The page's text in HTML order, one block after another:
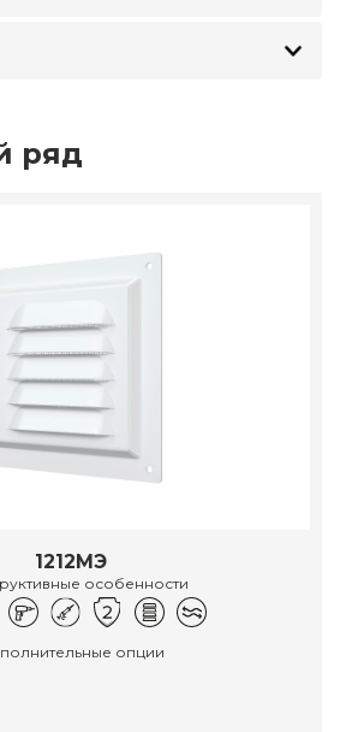
ряд
1212МЭ
особенности
опции